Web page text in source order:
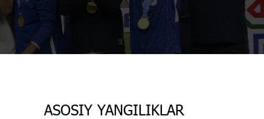
ASOSIY YANGILIKLAR